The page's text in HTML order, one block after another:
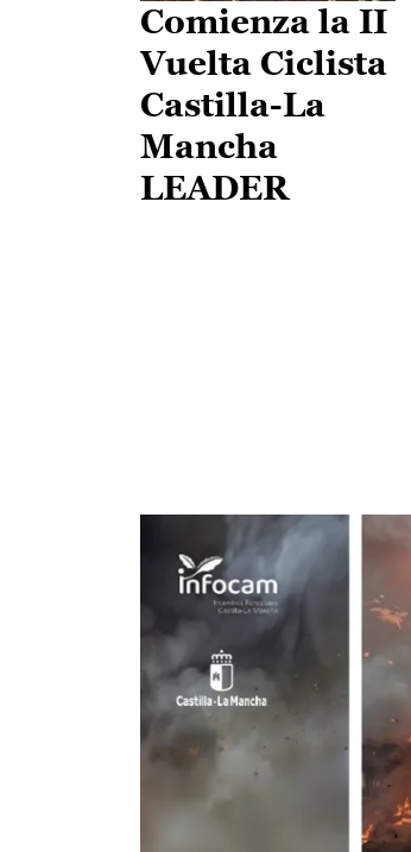
Comienza la II
Vuelta Ciclista
Castilla-La
Mancha
LEADER